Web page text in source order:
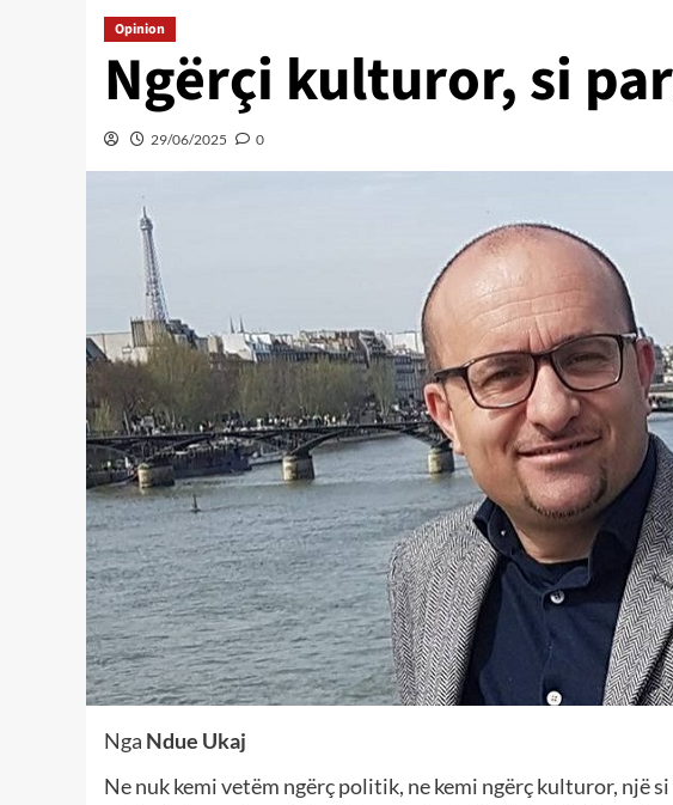
Opinion
Ngërçi kulturor, si
29/06/2025 0
Nga Ndue Ukaj
Ne nuk kemi vetëm ngërç politik, ne kemi ngërç kulturor, një